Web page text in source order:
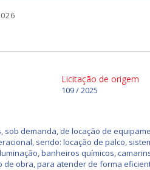
Licitação de origem
109 / 2025
demanda, de locação de
sendo: locação de palco,
banheiros químicos,
obra, para atender de forma